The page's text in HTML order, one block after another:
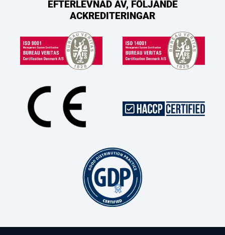
EFTERLEVNAD AV, FÖLJANDE
ACKREDITERINGAR